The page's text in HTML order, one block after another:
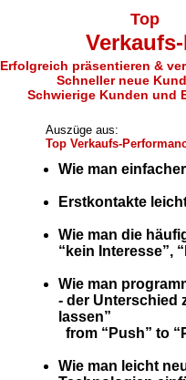
Top
Erfolgreich präsentieren &
Schneller neue
Schwierige Kunden und
Auszüge aus:
Top Verkaufs-
Wie man
Erstkontakte
Wie man die
“kein Interesse”,
Wie man
- der Unterschied
lassen”
from “Push” to
Wie man leicht